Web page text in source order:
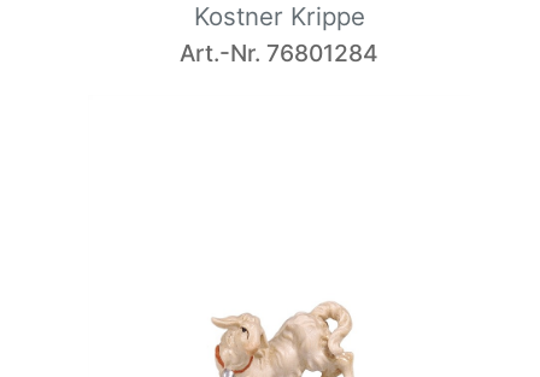
Kostner Krippe
Art.-Nr. 76801284